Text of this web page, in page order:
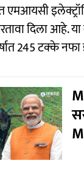
एमआयसी
दिला आहे.
245 टक्के